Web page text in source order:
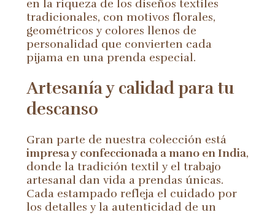
en la riqueza de los diseños textiles
tradicionales, con motivos florales,
geométricos y colores llenos de
personalidad que convierten cada
pijama en una prenda especial.
Artesanía y calidad para tu
descanso
Gran parte de nuestra colección está
impresa y confeccionada a mano en India,
donde la tradición textil y el trabajo
artesanal dan vida a prendas únicas.
Cada estampado refleja el cuidado por
los detalles y la autenticidad de un